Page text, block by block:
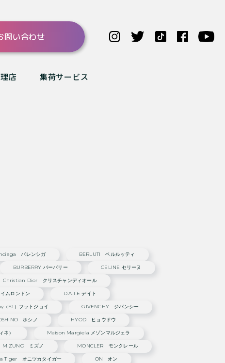
問い合わせ
店 集荷サービス
バレンシガ BERLUTI ベルルッティ
BURBERRY バーバリー CELINE セリーヌ
Christian Dior クリスチャンディオール
ムロンドン D.A.T.E デイト
（FJ）フットジョイ GIVENCHY ジバンシー
ホシノ HYOD ヒョウドウ
） Maison Margiela メゾンマルジェラ
MIZUNO ミズノ MONCLER モンクレール
Tiger オニツカタイガー ON オン